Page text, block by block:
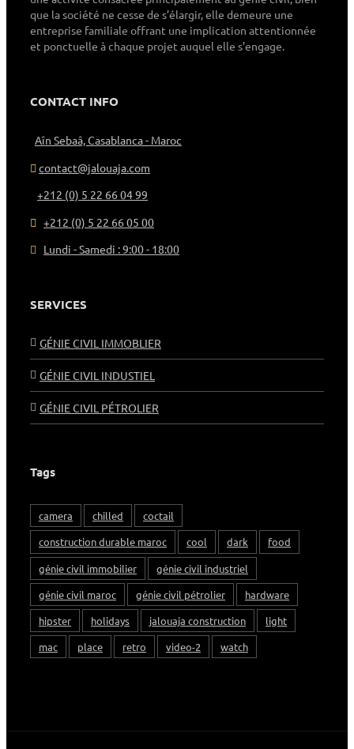
que la société ne cesse de s’élargir, elle demeure une
entreprise familiale offrant une implication attentionnée
et ponctuelle à chaque projet auquel elle s’engage.
CONTACT INFO
Aîn Sebaâ, Casablanca - Maroc
contact@jalouaja.com
+212 (0) 5 22 66 04 99
+212 (0) 5 22 66 05 00
Lundi - Samedi : 9:00 - 18:00
SERVICES
GÉNIE CIVIL IMMOBLIER
GÉNIE CIVIL INDUSTIEL
GÉNIE CIVIL PÉTROLIER
Tags
camera chilled
coctail
construction durable maroc
cool dark
food
génie civil immobilier
génie civil industriel
génie civil maroc
génie civil pétrolier
hardware
hipster
holidays jalouaja construction
light
mac
place retro video-2 watch